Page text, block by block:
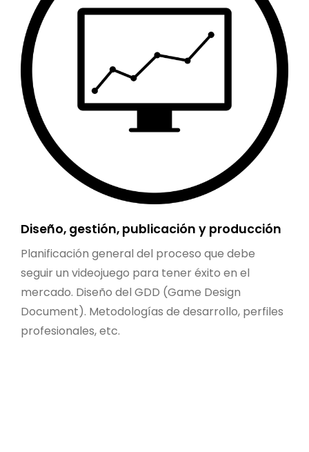
Diseño, gestión, publicación y producción
Planificación general del proceso que debe
seguir un videojuego para tener éxito en el
mercado. Diseño del GDD (Game Design
Document). Metodologías de desarrollo, perfiles
profesionales, etc.